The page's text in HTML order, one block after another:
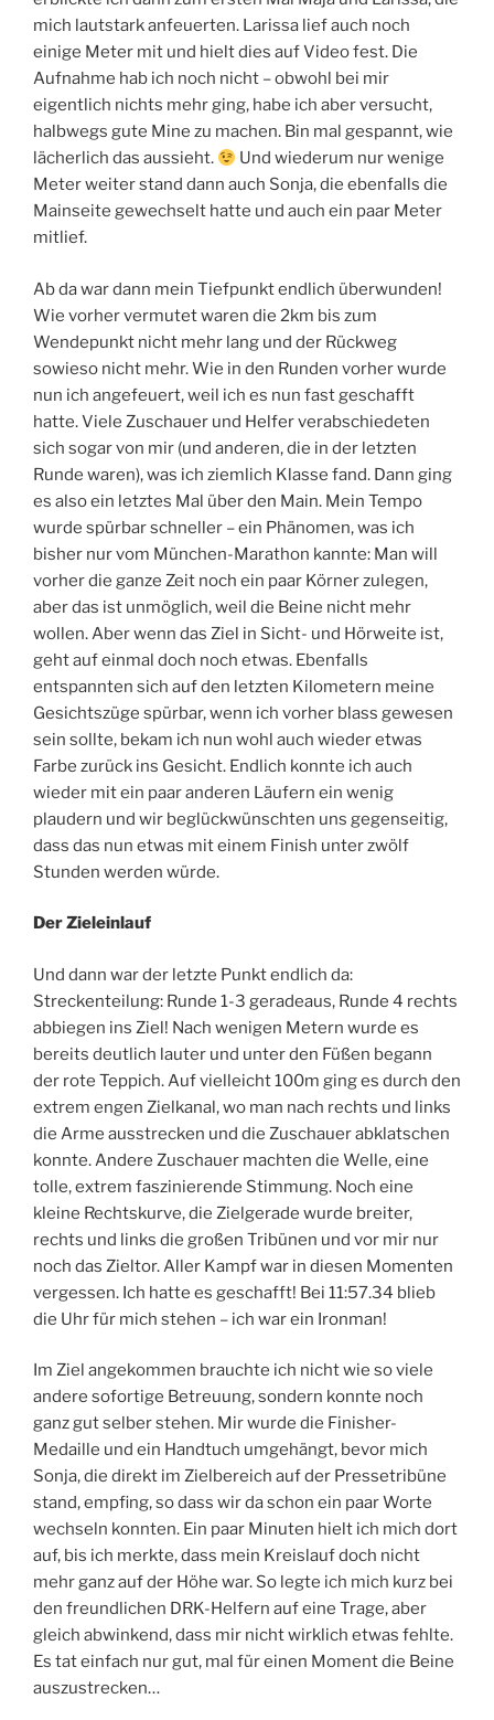
mich lautstark anfeuerten. Larissa lief auch noch
einige Meter mit und hielt dies auf Video fest. Die
Aufnahme hab ich noch nicht – obwohl bei mir
eigentlich nichts mehr ging, habe ich aber versucht,
halbwegs gute Mine zu machen. Bin mal gespannt, wie
lächerlich das aussieht.
Und wiederum nur wenige
Meter weiter stand dann auch Sonja, die ebenfalls die
Mainseite gewechselt hatte und auch ein paar Meter
mitlief.
Ab da war dann mein Tiefpunkt endlich überwunden!
Wie vorher vermutet waren die 2km bis zum
Wendepunkt nicht mehr lang und der Rückweg
sowieso nicht mehr. Wie in den Runden vorher wurde
nun ich angefeuert, weil ich es nun fast geschafft
hatte. Viele Zuschauer und Helfer verabschiedeten
sich sogar von mir (und anderen, die in der letzten
Runde waren), was ich ziemlich Klasse fand. Dann ging
es also ein letztes Mal über den Main. Mein Tempo
wurde spürbar schneller – ein Phänomen, was ich
bisher nur vom München-Marathon kannte: Man will
vorher die ganze Zeit noch ein paar Körner zulegen,
aber das ist unmöglich, weil die Beine nicht mehr
wollen. Aber wenn das Ziel in Sicht- und Hörweite ist,
geht auf einmal doch noch etwas. Ebenfalls
entspannten sich auf den letzten Kilometern meine
Gesichtszüge spürbar, wenn ich vorher blass gewesen
sein sollte, bekam ich nun wohl auch wieder etwas
Farbe zurück ins Gesicht. Endlich konnte ich auch
wieder mit ein paar anderen Läufern ein wenig
plaudern und wir beglückwünschten uns gegenseitig,
dass das nun etwas mit einem Finish unter zwölf
Stunden werden würde.
Der Zieleinlauf
Und dann war der letzte Punkt endlich da:
Streckenteilung: Runde 1-3 geradeaus, Runde 4 rechts
abbiegen ins Ziel! Nach wenigen Metern wurde es
bereits deutlich lauter und unter den Füßen begann
der rote Teppich. Auf vielleicht 100m ging es durch den
extrem engen Zielkanal, wo man nach rechts und links
die Arme ausstrecken und die Zuschauer abklatschen
konnte. Andere Zuschauer machten die Welle, eine
tolle, extrem faszinierende Stimmung. Noch eine
kleine Rechtskurve, die Zielgerade wurde breiter,
rechts und links die großen Tribünen und vor mir nur
noch das Zieltor. Aller Kampf war in diesen Momenten
vergessen. Ich hatte es geschafft! Bei 11:57.34 blieb
die Uhr für mich stehen – ich war ein Ironman!
Im Ziel angekommen brauchte ich nicht wie so viele
andere sofortige Betreuung, sondern konnte noch
ganz gut selber stehen. Mir wurde die Finisher-
Medaille und ein Handtuch umgehängt, bevor mich
Sonja, die direkt im Zielbereich auf der Pressetribüne
stand, empfing, so dass wir da schon ein paar Worte
wechseln konnten. Ein paar Minuten hielt ich mich dort
auf, bis ich merkte, dass mein Kreislauf doch nicht
mehr ganz auf der Höhe war. So legte ich mich kurz bei
den freundlichen DRK-Helfern auf eine Trage, aber
gleich abwinkend, dass mir nicht wirklich etwas fehlte.
Es tat einfach nur gut, mal für einen Moment die Beine
auszustrecken…